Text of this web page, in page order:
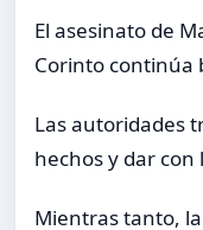
El asesinato de
Corinto continúa
Las autoridades
hechos y dar con
Mientras tanto,